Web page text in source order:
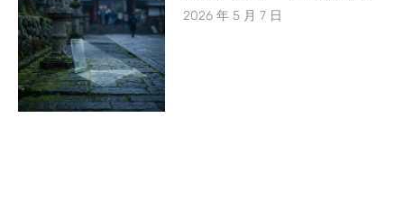
2026 年 5 月 7 日